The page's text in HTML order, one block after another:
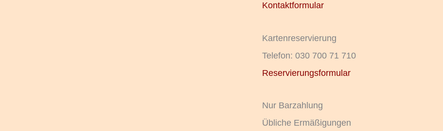
Kontaktformular
Kartenreservierung
Telefon: 030 700 71 710
Reservierungsformular
Nur Barzahlung
Übliche Ermäßigungen